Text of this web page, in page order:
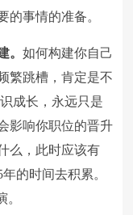
的事情的准备。
。如何构建你自己
繁跳槽，肯定是不
成长，永远只是
影响你职位的晋升
么，此时应该有
的时间去积累。